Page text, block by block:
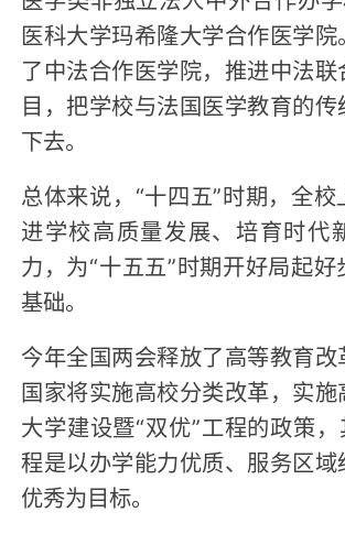
医科大学玛希隆大学合作医学
了中法合作医学院，推进中法
目，把学校与法国医学教育的
下去。
总体来说，“十四五”时期，全
进学校高质量发展、培育时代
力，为“十五五”时期开好局起
基础。
今年全国两会释放了高等教育改
国家将实施高校分类改革，实
大学建设暨“双优”工程的政策
程是以办学能力优质、服务区
优秀为目标。